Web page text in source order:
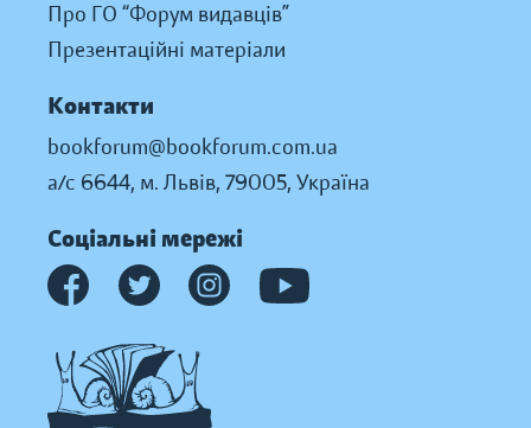
Про ГО “Форум видавців”
Презентаційні матеріали
Контакти
bookforum@bookforum.com.ua
а/с 6644, м. Львів, 79005, Україна
Соціальні мережі